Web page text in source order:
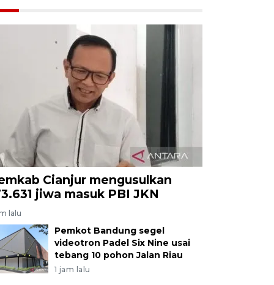
Cianjur mengusulkan
jiwa masuk PBI JKN
lalu
Pemkot Bandung segel
videotron Padel Six Nine usai
tebang 10 pohon Jalan Riau
1 jam lalu